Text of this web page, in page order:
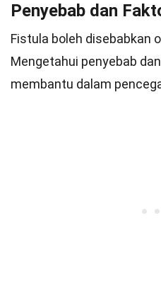
Penyebab dan
Fistula boleh disebabkan
Mengetahui penyebab
membantu dalam